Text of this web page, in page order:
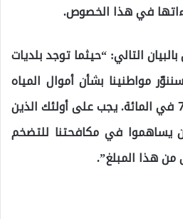
في هذا الخصوص.
التالي: “حيثما توجد بلديات
مواطنينا بشأن أموال المياه
من خلال خصم لا يقل عن 7 في المائة. يجب على أولئك الذين
يساهموا في مكافحتنا للتضخم
هذا المبلغ”.